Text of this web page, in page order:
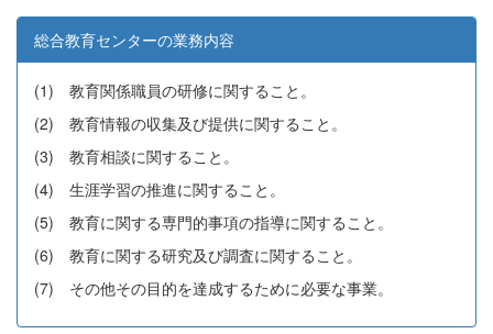
総合教育センターの業務内容
(1) 教育関係職員の研修に関すること。
(2) 教育情報の収集及び提供に関すること。
(3) 教育相談に関すること。
(4) 生涯学習の推進に関すること。
(5) 教育に関する専門的事項の指導に関すること。
(6) 教育に関する研究及び調査に関すること。
(7) その他その目的を達成するために必要な事業。